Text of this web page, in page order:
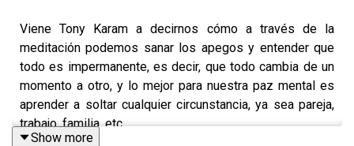
Viene Tony Karam a decirnos cómo a través de la
meditación podemos sanar los apegos y entender que
todo es impermanente, es decir, que todo cambia de un
momento a otro, y lo mejor para nuestra paz mental es
aprender a soltar cualquier circunstancia, ya sea pareja,
trabajo, familia, etc.
Show more